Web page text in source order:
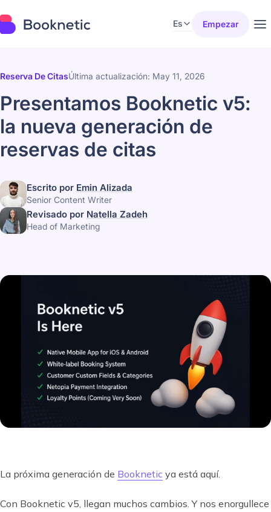
Es Empezar
Reserva De CitasÚltima actualización: May 11, 2026
Presentamos Booknetic v5:
la nueva generación de
reservas de citas
Escrito por Emin Alizada
Senior Content Writer
Revisado por Natella Zadeh
Head of Marketing
La próxima generación de Booknetic ya está aquí.
Con Booknetic v5, llegan muchos cambios. Y nos enorgullece